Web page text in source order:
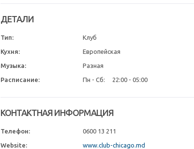
ДЕТАЛИ
Тип: Клуб
Кухня: Европейская
Музыка: Разная
Расписание: Пн - Сб: 22:00 - 05:00
КОНТАКТНАЯ ИНФОРМАЦИЯ
Телефон: 0600 13 211
Website: www.club-chicago.md